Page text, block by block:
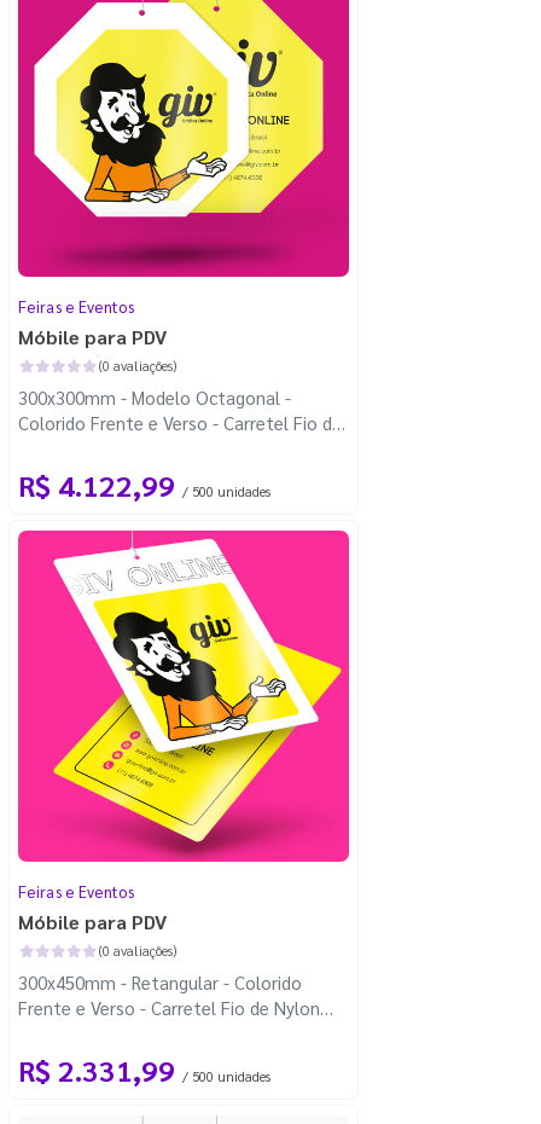
Feiras e Eventos
Móbile para PDV
(0 avaliações)
300x300mm - Modelo Octagonal -
Colorido Frente e Verso - Carretel Fio de
R$ 4.122,99 / 500 unidades
Feiras e Eventos
Móbile para PDV
(0 avaliações)
300x450mm - Retangular - Colorido
Frente e Verso - Carretel Fio de Nylon
R$ 2.331,99 / 500 unidades